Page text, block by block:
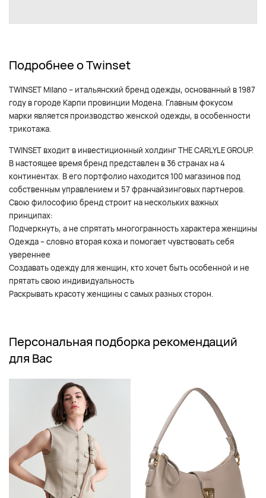
Подробнее о Twinset
TWINSET Milano – итальянский бренд одежды, основанный в 1987
году в городе Карпи провинции Модена. Главным фокусом
марки является производство женской одежды, в особенности
трикотажа.
TWINSET входит в инвестиционный холдинг THE CARLYLE GROUP.
В настоящее время бренд представлен в 36 странах на 4
континентах. В его портфолио находится 100 магазинов под
собственным управлением и 57 франчайзинговых партнеров.
Свою философию бренд строит на нескольких важных
принципах:
Подчеркнуть, а не спрятать многогранность характера женщины
Одежда – словно вторая кожа и помогает чувствовать себя
увереннее
Создавать одежду для женщин, кто хочет быть особенной и не
прятать свою индивидуальность
Раскрывать красоту женщины с самых разных сторон.
Персональная подборка рекомендаций
для Вас